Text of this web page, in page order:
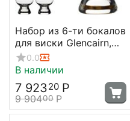
Набор из 6-ти бокалов
для виски Glencairn,
190 мл; D=67, H=115.5
мм, Stolzle
0.0
В наличии
7 92320 Р
9 90400 Р